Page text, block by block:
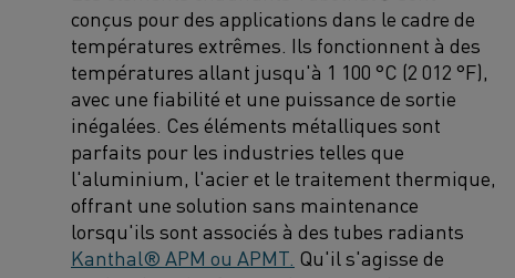
conçus pour des applications dans le cadre de
températures extrêmes. Ils fonctionnent à des
températures allant jusqu'à 1 100 °C (2 012 °F),
avec une fiabilité et une puissance de sortie
inégalées. Ces éléments métalliques sont
parfaits pour les industries telles que
l'aluminium, l'acier et le traitement thermique,
offrant une solution sans maintenance
lorsqu'ils sont associés à des tubes radiants
Kanthal® APM ou APMT Qu'il s'agisse de